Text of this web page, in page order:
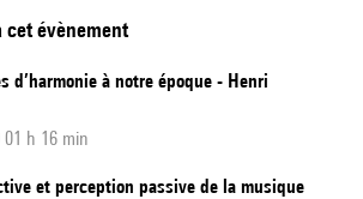
cet évènement
d’harmonie à notre époque - Henri
h 16 min
et perception passive de la musique